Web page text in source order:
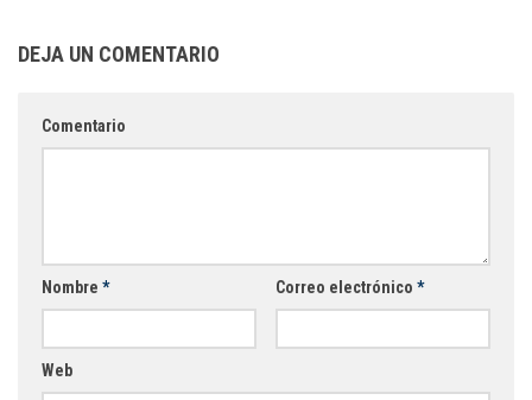
Lego
Marbotic
Sago Sago
Tinybop
Toca Boca
DEJA UN COMENTARIO
Comentario
Nombre * Correo electrónico *
Web